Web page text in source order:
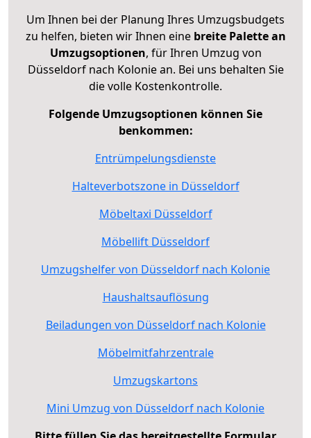
Um Ihnen bei der Planung Ihres Umzugsbudgets
zu helfen, bieten wir Ihnen eine breite Palette an
Umzugsoptionen, für Ihren Umzug von
Düsseldorf nach Kolonie an. Bei uns behalten Sie
die volle Kostenkontrolle.
Folgende Umzugsoptionen können Sie
benkommen:
Entrümpelungsdienste
Halteverbotszone in Düsseldorf
Möbeltaxi Düsseldorf
Möbellift Düsseldorf
Umzugshelfer von Düsseldorf nach Kolonie
Haushaltsauflösung
Beiladungen von Düsseldorf nach Kolonie
Möbelmitfahrzentrale
Umzugskartons
Mini Umzug von Düsseldorf nach Kolonie